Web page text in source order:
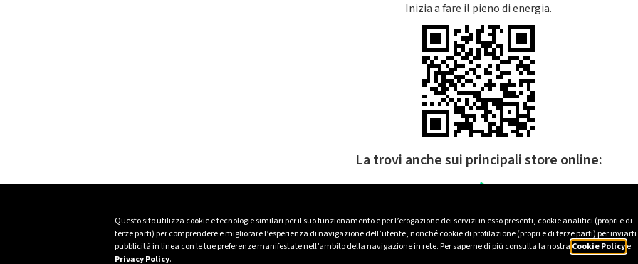
Questo sito utilizza cookie e tecnologie similari per il suo funzionamento e per l’erogazione dei servizi in esso presenti, cookie analitici (propri e di
terze parti) per comprendere e migliorare l’esperienza di navigazione dell’utente, nonché cookie di profilazione (propri e di terze parti) per inviarti
pubblicità in linea con le tue preferenze manifestate nell’ambito della navigazione in rete. Per saperne di più consulta la nostra Cookie Policye
Privacy Policy.
Inizia a fare il pieno di energia.
La trovi anche sui principali store online: